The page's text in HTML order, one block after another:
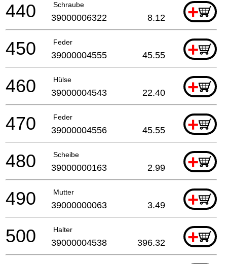
Schraube +
440 39000006322 8.12
Feder +
450 39000004555 45.55
Hülse +
460 39000004543 22.40
Feder +
470 39000004556 45.55
Scheibe +
480 39000000163 2.99
Mutter +
490 39000000063 3.49
Halter +
500 39000004538 396.32